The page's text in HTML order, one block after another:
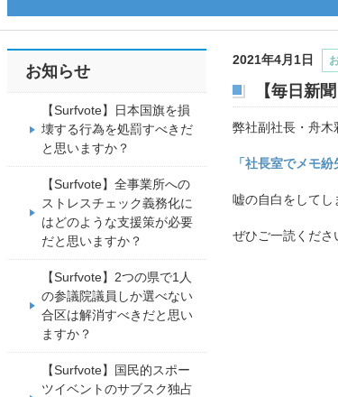
2021年4月1日
【毎日新
弊社副社長・舟木
「社長室でメモ
嘘の自白をしてし
ぜひご一読くださ
お知らせ
【Surfvote】日本国旗を損
壊する行為を処罰すべきだ
と思いますか？
【Surfvote】全事業所への
ストレスチェック義務化に
はどのような支援策が必要
だと思いますか？
【Surfvote】2つの県で1人
の参議院議員しか選べない
合区は解消すべきだと思い
ますか？
【Surfvote】国民的スポー
ツイベントのサブスク独占